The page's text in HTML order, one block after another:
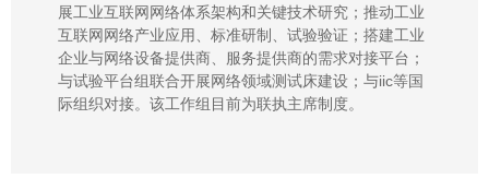
展工业互联网网络体系架构和关键技术研究；推动工业
互联网网络产业应用、标准研制、试验验证；搭建工业
企业与网络设备提供商、服务提供商的需求对接平台；
与试验平台组联合开展网络领域测试床建设；与iic等国
际组织对接。该工作组目前为联执主席制度。